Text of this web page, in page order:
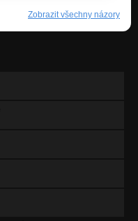
Zobrazit všechny názory